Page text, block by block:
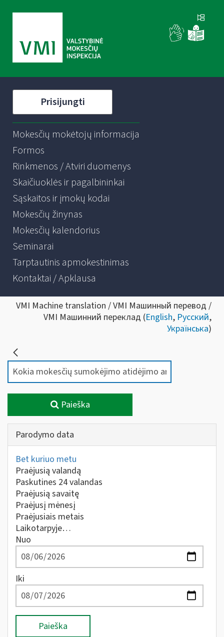
Prisijungti
Mokesčių mokėtojų informacija
Formos
Rinkmenos / Atviri duomenys
Skaičiuoklės ir pagalbininkai
Sąskaitos ir įmokų kodai
Mokesčių žinynas
Mokesčių kalendorius
Seminarai
Tarptautinis apmokestinimas
Kontaktai / Apklausa
VMI Machine translation / VMI Машинный перевод /
VMI Машинний переклад (English, Русский,
Українська)
Paieška
Parodymo data
Bet kuriuo metu
Praėjusią valandą
Paskutines 24 valandas
Praėjusią savaitę
Praėjusį mėnesį
Praėjusiais metais
Laikotarpyje…
Nuo
Iki
Paieška